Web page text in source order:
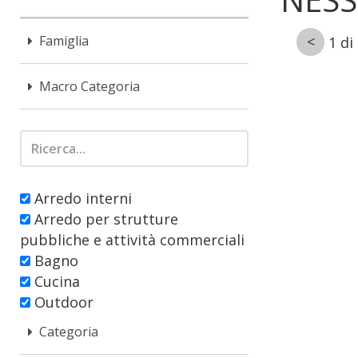
Famiglia
Macro Categoria
Arredo interni
Arredo per strutture
pubbliche e attività commerciali
Bagno
Cucina
Outdoor
Spa
Ufficio
Categoria
1 di